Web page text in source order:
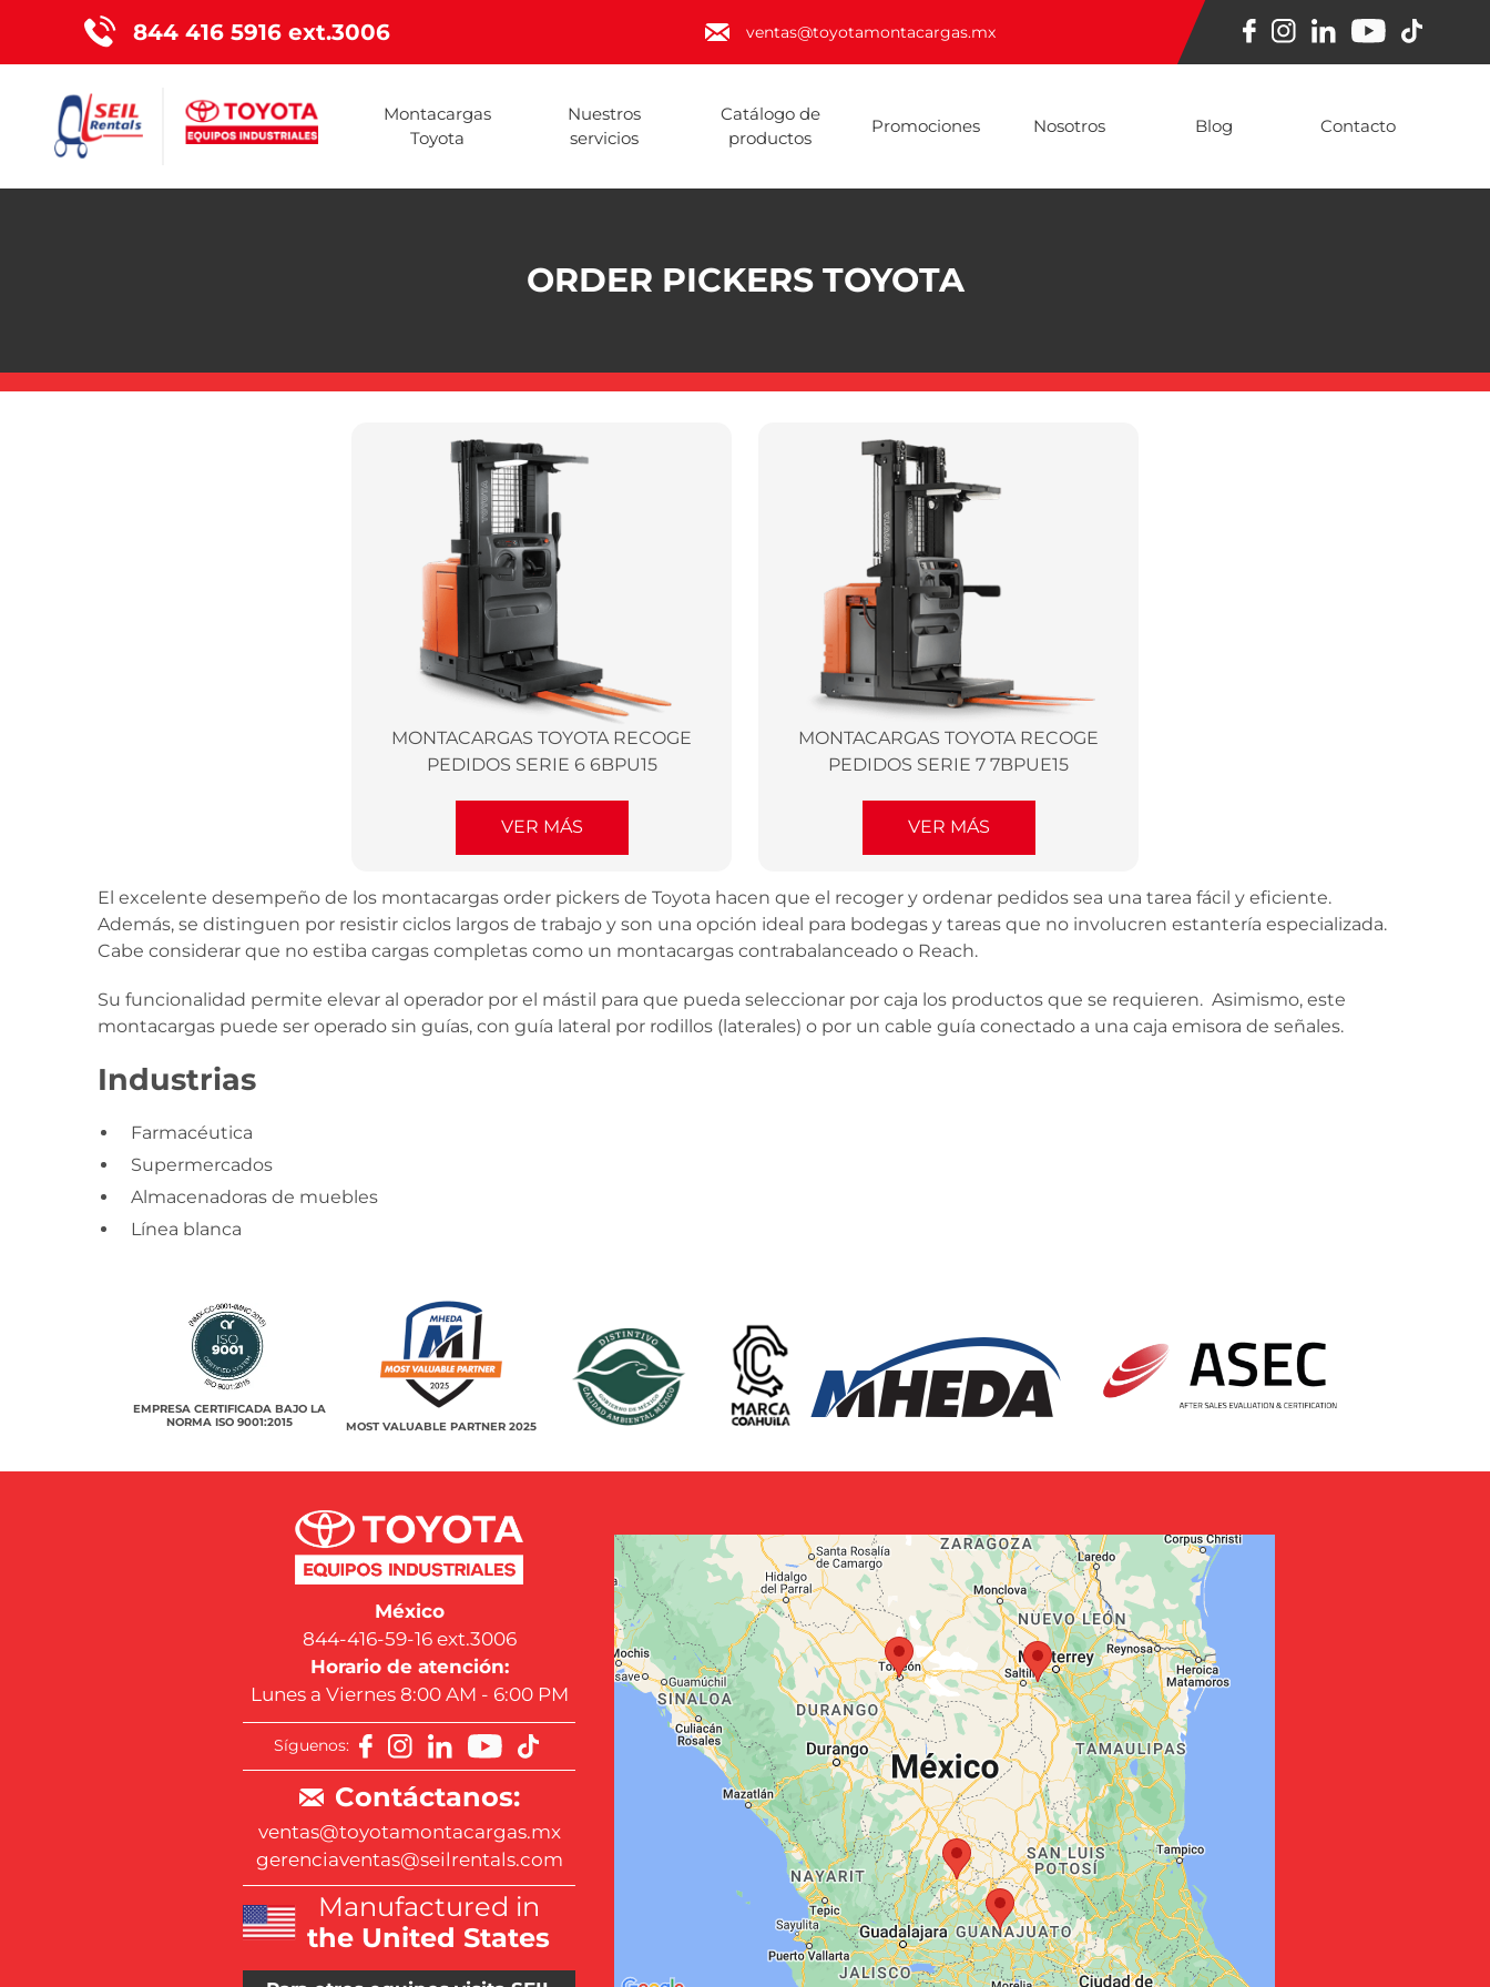
844 416 5916 ext.3006 ventas@toyotamontacargas.mx
Montacargas
Toyota
Nuestros
servicios
Catálogo de
productos
Promociones Nosotros Blog Contacto
ORDER PICKERS TOYOTA
MONTACARGAS TOYOTA RECOGE
PEDIDOS SERIE 6 6BPU15
VER MÁS
MONTACARGAS TOYOTA RECOGE
PEDIDOS SERIE 7 7BPUE15
VER MÁS
El excelente desempeño de los montacargas order pickers de Toyota hacen que el recoger y ordenar pedidos sea una tarea fácil y eficiente.
Además, se distinguen por resistir ciclos largos de trabajo y son una opción ideal para bodegas y tareas que no involucren estantería especializada.
Cabe considerar que no estiba cargas completas como un montacargas contrabalanceado o Reach.
Su funcionalidad permite elevar al operador por el mástil para que pueda seleccionar por caja los productos que se requieren. Asimismo, este
montacargas puede ser operado sin guías, con guía lateral por rodillos (laterales) o por un cable guía conectado a una caja emisora de señales.
Industrias
Farmacéutica
Supermercados
Almacenadoras de muebles
Línea blanca
EMPRESA CERTIFICADA BAJO LA
NORMA ISO 9001:2015
MOST VALUABLE PARTNER 2025
México
844-416-59-16 ext.3006
Horario de atención:
Lunes a Viernes 8:00 AM - 6:00 PM
Síguenos:
Contáctanos:
ventas@toyotamontacargas.mx
gerenciaventas@seilrentals.com
Manufactured in
the United States